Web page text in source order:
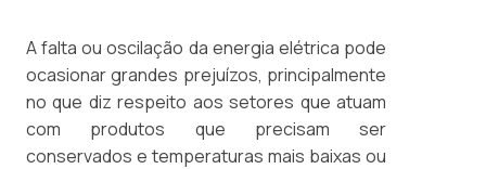
A falta ou oscilação da energia elétrica pode
ocasionar grandes prejuízos, principalmente
no que diz respeito aos setores que atuam
com produtos que precisam ser
conservados e temperaturas mais baixas ou